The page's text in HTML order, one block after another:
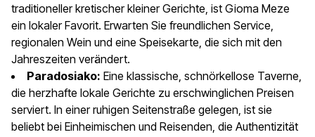
traditioneller kretischer kleiner Gerichte, ist Gioma Meze
ein lokaler Favorit. Erwarten Sie freundlichen Service,
regionalen Wein und eine Speisekarte, die sich mit den
Jahreszeiten verändert.
Paradosiako: Eine klassische, schnörkellose Taverne,
die herzhafte lokale Gerichte zu erschwinglichen Preisen
serviert. In einer ruhigen Seitenstraße gelegen, ist sie
beliebt bei Einheimischen und Reisenden, die Authentizität